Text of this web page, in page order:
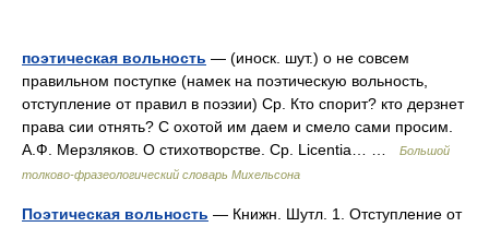
поэтическая вольность — (иноск. шут.) о не совсем
правильном поступке (намек на поэтическую вольность,
отступление от правил в поэзии) Ср. Кто спорит? кто дерзнет
права сии отнять? С охотой им даем и смело сами просим.
А.Ф. Мерзляков. О стихотворстве. Ср. Licentia… …
Большой
толково-фразеологический словарь Михельсона
Поэтическая вольность — Книжн. Шутл. 1. Отступление от